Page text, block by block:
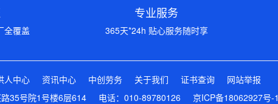
全覆盖
专业服务
365天*24h 贴心服务随时享
人中心 资讯中心 中创劳务 关于我们 证书查询
网站举报
路35号院1号楼6层614 电话：010-89780126 京ICP备18062927号-1